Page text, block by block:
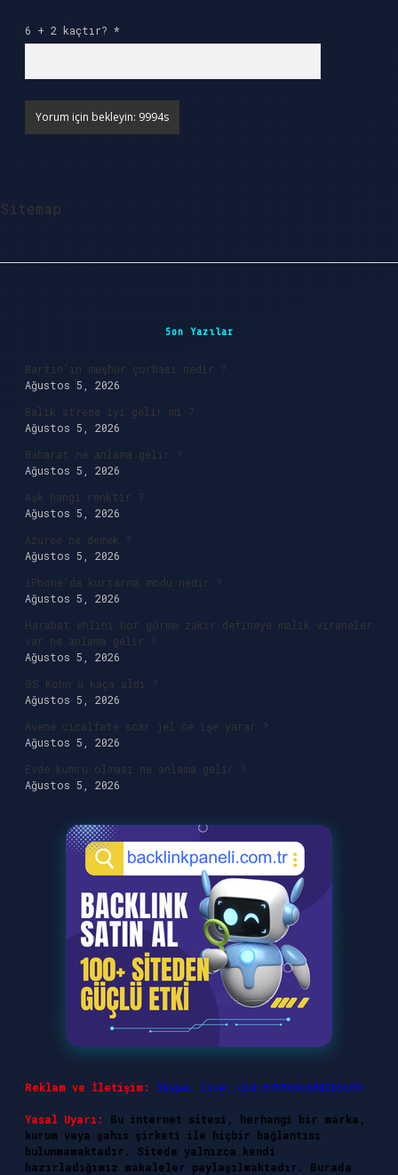
6 + 2 kaçtır? *
Sitemap
Son Yazılar
Bartın’ın meşhur çorbası nedir ?
Ağustos 5, 2026
Balık strese iyi gelir mi ?
Ağustos 5, 2026
Baharat ne anlama gelir ?
Ağustos 5, 2026
Aşk hangi renktir ?
Ağustos 5, 2026
Azuree ne demek ?
Ağustos 5, 2026
iPhone’da kurtarma modu nedir ?
Ağustos 5, 2026
Harabat ehlini hor görme zakir defineye malik viraneler
var ne anlama gelir ?
Ağustos 5, 2026
GS Köhn’ü kaça aldı ?
Ağustos 5, 2026
Avene cicalfate scar jel ne işe yarar ?
Ağustos 5, 2026
Evde kumru olması ne anlama gelir ?
Ağustos 5, 2026
Reklam ve İletişim: Skype: live:.cid.575569c608265c69
Yasal Uyarı:
Bu internet sitesi, herhangi bir marka,
kurum veya şahıs şirketi ile hiçbir bağlantısı
bulunmamaktadır. Sitede yalnızca kendi
hazırladığımız makaleler paylaşılmaktadır. Burada